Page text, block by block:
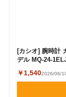
[カシオ] 腕時計
デル MQ-24-
￥1,5402026/06/